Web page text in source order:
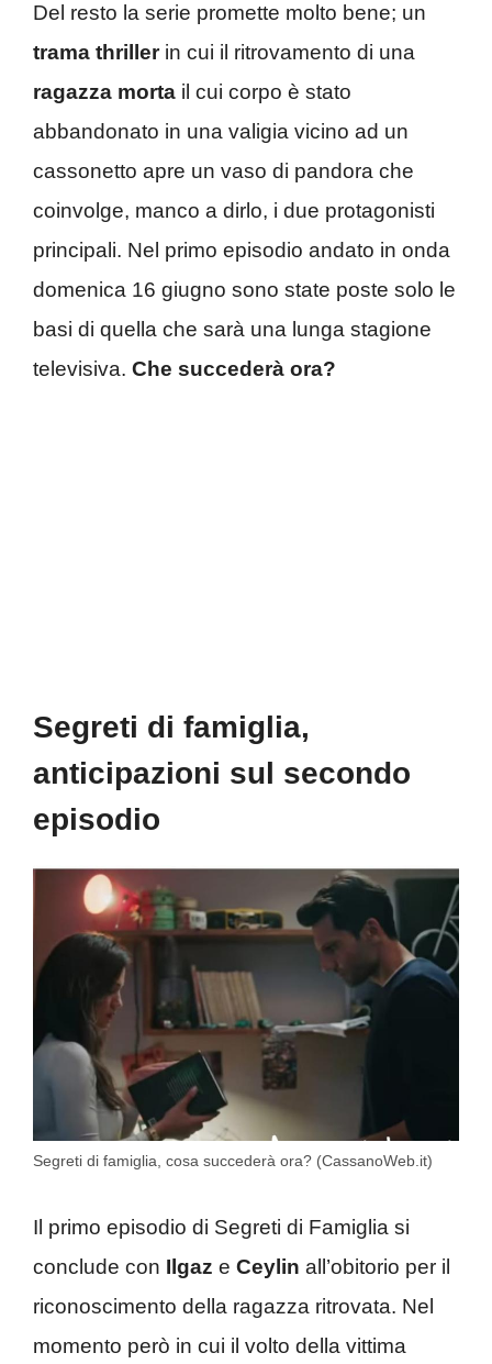
Del resto la serie promette molto bene; un
trama thrillerin cui il ritrovamento di una
ragazza morta il cui corpo è stato
abbandonato in una valigia vicino ad un
cassonetto apre un vaso di pandora che
coinvolge, manco a dirlo, i due protagonisti
principali. Nel primo episodio andato in onda
domenica 16 giugno sono state poste solo le
basi di quella che sarà una lunga stagione
televisiva. Che succederà ora?
Segreti di famiglia,
anticipazioni sul secondo
episodio
Segreti di famiglia, cosa succederà ora? (CassanoWeb.it)
Il primo episodio di Segreti di Famiglia si
conclude con Ilgaz e Ceylin all’obitorio per il
riconoscimento della ragazza ritrovata. Nel
momento però in cui il volto della vittima